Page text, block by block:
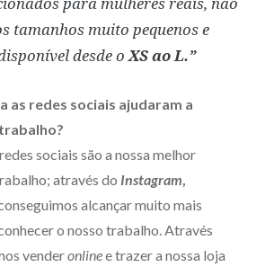
tamanhos muito pequenos e
desde oXS ao L.”
as redes sociais ajudaram a
sociais são a nossa melhor
através do Instagram
alcançar muito mais
o nosso trabalho. Através
venderonlinee trazer a nossa loja